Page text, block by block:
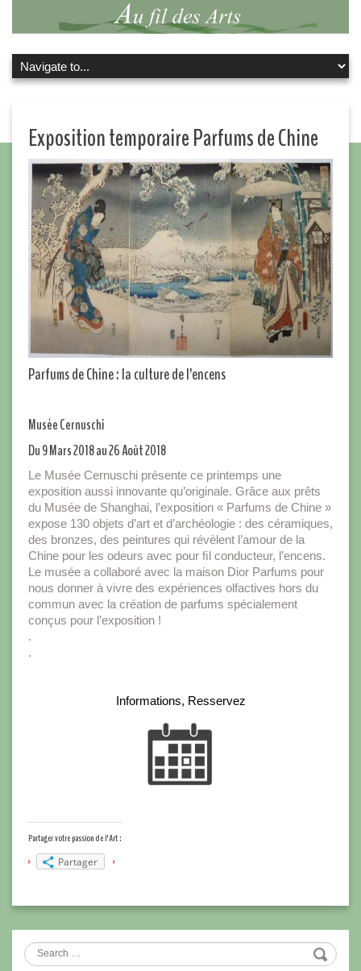
Exposition temporaire Parfums de Chine
Parfums de Chine : la culture de l’encens
Musée Cernuschi
Du 9 Mars 2018 au 26 Août 2018
Le Musée Cernuschi présente ce printemps une
exposition aussi innovante qu’originale. Grâce aux prêts
du Musée de Shanghai, l’exposition « Parfums de Chine »
expose 130 objets d’art et d’archéologie : des céramiques,
des bronzes, des peintures qui révèlent l’amour de la
Chine pour les odeurs avec pour ﬁl conducteur, l’encens.
Le musée a collaboré avec la maison Dior Parfums pour
nous donner à vivre des expériences olfactives hors du
commun avec la création de parfums spécialement
conçus pour l’exposition !
.
.
Informations, Resservez
Partager votre passion de l'Art :
Partager
Search